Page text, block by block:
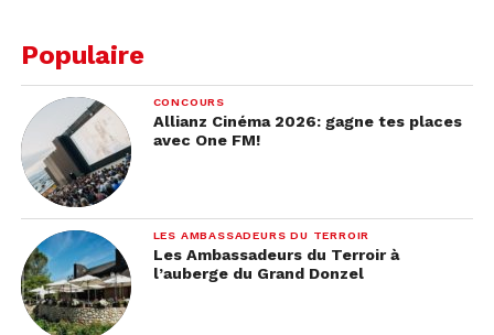
Populaire
CONCOURS
Allianz Cinéma 2026: gagne tes places
avec One FM!
LES AMBASSADEURS DU TERROIR
Les Ambassadeurs du Terroir à
l’auberge du Grand Donzel